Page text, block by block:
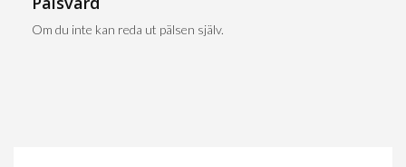
Om du inte kan reda ut pälsen själv.